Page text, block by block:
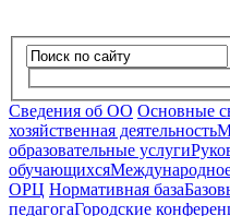
Сведения об ОО Основные
хозяйственная деятельность
образовательные услуги
обучающихся
ОРЦ Нормативная база
педагогаГородские